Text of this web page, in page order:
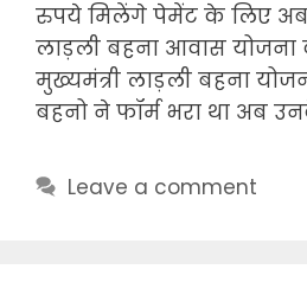
रुपये मिलेंगे पेमेंट के लिए
लाड़ली बहना आवास
मुख्यमंत्री लाड़ली बहना
बहनो ने फॉर्म भरा था अब
Leave a comment